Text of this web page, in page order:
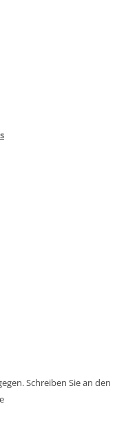
Schreiben Sie an den